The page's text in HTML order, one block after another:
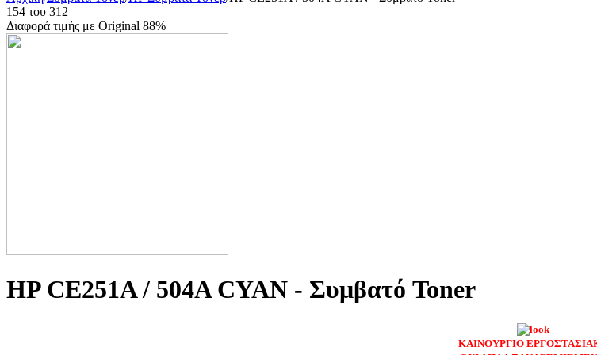
154 του 312
Διαφορά τιμής με Original 88%
HP CE251A / 504A CYAN - Συμβατό Toner
ΚΑΙΝΟΥΡΓΙΟ